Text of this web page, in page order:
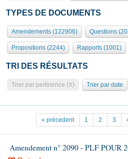
TYPES DE DOCUMENTS
Amendements (122906) Questions
Propositions (2244) Rapports (1001)
TRI DES RÉSULTATS
Trier par pertinence (X) Trier par date
« précedent 1 2 3
Amendement n° 2090 - PLF POUR